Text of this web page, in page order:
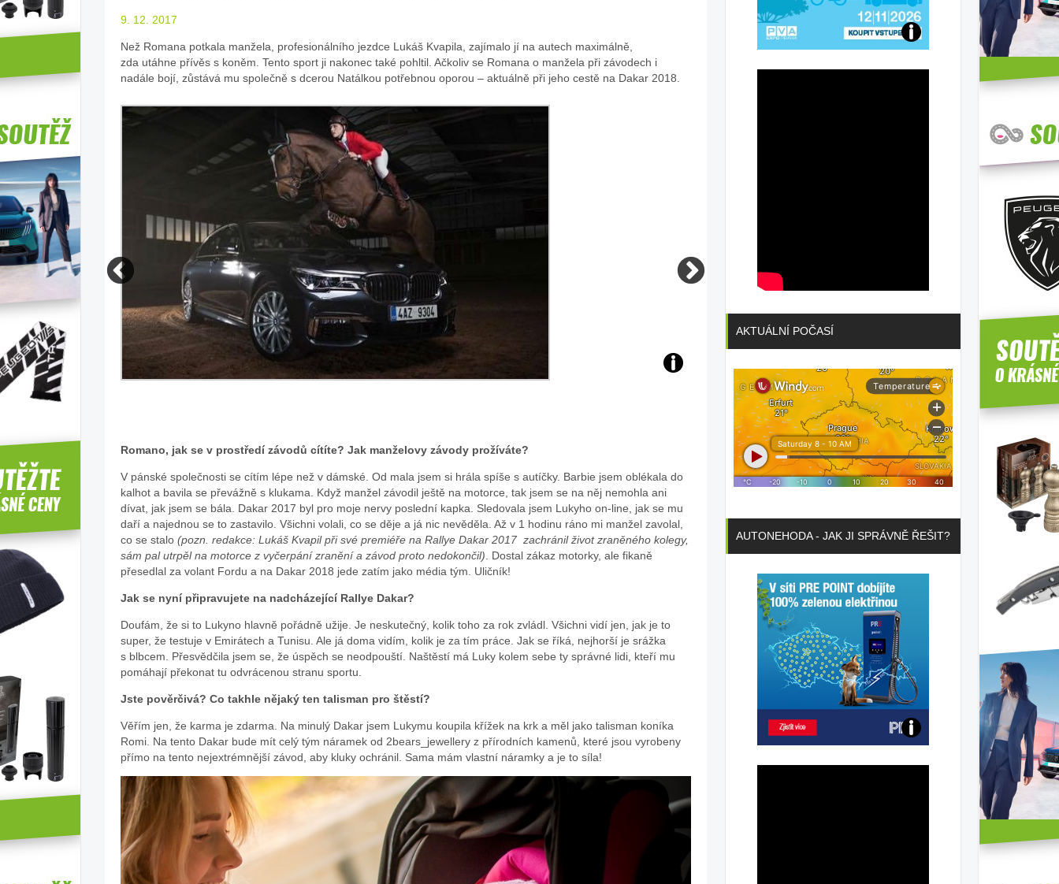
9. 12. 2017
Než Romana potkala manžela, profesionálního jezdce Lukáš Kvapila, zajímalo jí na autech maximálně,
zda utáhne přívěs s koněm. Tento sport ji nakonec také pohltil. Ačkoliv se Romana o manžela při závodech i
nadále bojí, zůstává mu společně s dcerou Natálkou potřebnou oporou – aktuálně při jeho cestě na Dakar 2018.
archiv
webu
Zdroj:
Romano, jak se v prostředí závodů cítíte? Jak manželovy závody prožíváte?
V pánské společnosti se cítím lépe než v dámské. Od mala jsem si hrála spíše s autíčky. Barbie jsem oblékala do
kalhot a bavila se převážně s klukama. Když manžel závodil ještě na motorce, tak jsem se na něj nemohla ani
dívat, jak jsem se bála. Dakar 2017 byl pro moje nervy poslední kapka. Sledovala jsem Lukyho on-line, jak se mu
daří a najednou se to zastavilo. Všichni volali, co se děje a já nic nevěděla. Až v 1 hodinu ráno mi manžel zavolal,
co se stalo (pozn. redakce: Lukáš Kvapil při své premiéře na Rallye Dakar 2017 zachránil život zraněného kolegy,
sám pal utrpěl na motorce z vyčerpání zranění a závod proto nedokončil). Dostal zákaz motorky, ale fikaně
přesedlal za volant Fordu a na Dakar 2018 jede zatím jako média tým. Uličník!
Jak se nyní připravujete na nadcházející Rallye Dakar?
Doufám, že si to Lukyno hlavně pořádně užije. Je neskutečný, kolik toho za rok zvládl. Všichni vidí jen, jak je to
super, že testuje v Emirátech a Tunisu. Ale já doma vidím, kolik je za tím práce. Jak se říká, nejhorší je srážka
s blbcem. Přesvědčila jsem se, že úspěch se neodpouští. Naštěstí má Luky kolem sebe ty správné lidi, kteří mu
pomáhají překonat tu odvrácenou stranu sportu.
Jste pověrčivá? Co takhle nějaký ten talisman pro štěstí?
Věřím jen, že karma je zdarma. Na minulý Dakar jsem Lukymu koupila křížek na krk a měl jako talisman koníka
Romi. Na tento Dakar bude mít celý tým náramek od 2bears­_jewellery z přírodních kamenů, které jsou vyrobeny
přímo na tento nejextrémnější závod, aby kluky ochránil. Sama mám vlastní náramky a je to síla!
Přijďte
AKTUÁLNÍ POČASÍ
AUTONEHODA - JAK JI SPRÁVNĚ ŘEŠIT?
Poznejte